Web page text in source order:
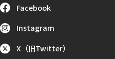
Facebook
Instagram
X（旧Twitter）